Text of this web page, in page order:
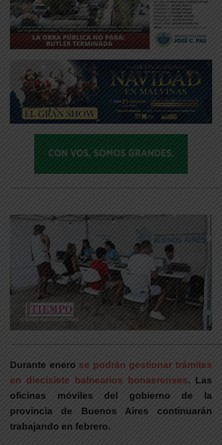
Durante enero se podrán gestionar trámites
en diecisiete balnearios bonaerenses. Las
oficinas móviles del gobierno de la
provincia de Buenos Aires continuarán
trabajando en febrero.